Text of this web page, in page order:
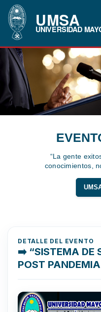
UMSA
UNIVERSIDAD
“La gente
conocimientos,
DETALLE DEL EVENTO
➡️ “SISTEMA DE
POST